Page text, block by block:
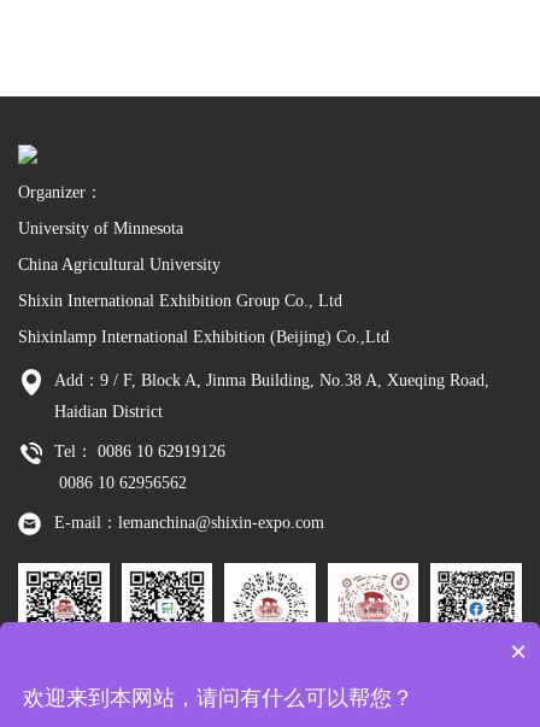
Organizer：
University of Minnesota
China Agricultural University
Shixin International Exhibition Group Co., Ltd
Shixinlamp International Exhibition (Beijing) Co.,Ltd
Add：9 / F, Block A, Jinma Building, No.38 A, Xueqing Road,
Haidian District
Tel： 0086 10 62919126
0086 10 62956562
E-mail：lemanchina@shixin-expo.com
Wechat
Tiktok
×
欢迎来到本网站，请问有什么可以帮您？